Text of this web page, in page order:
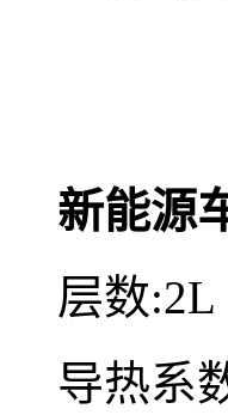
新能源
层数:2L
导热系